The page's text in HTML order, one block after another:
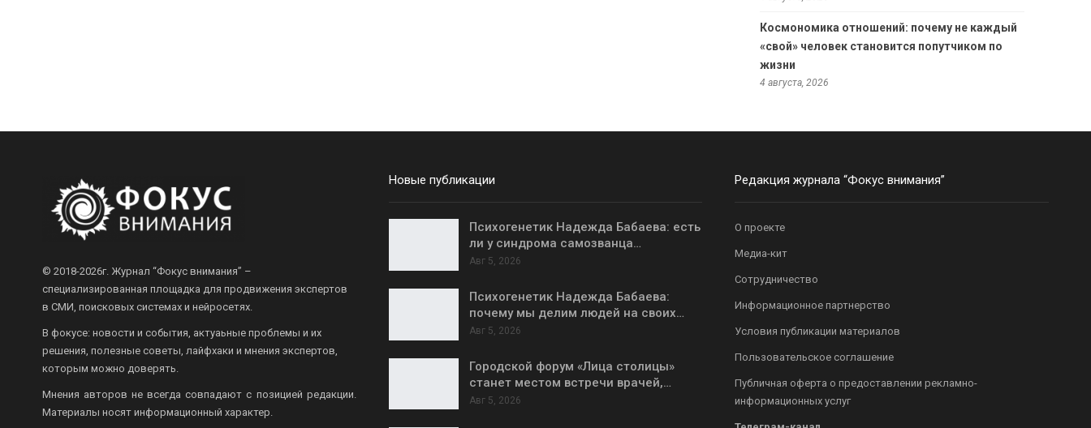
Космономика отношений: почему не каждый
«свой» человек становится попутчиком по
жизни
4 августа, 2026
© 2018-2026г. Журнал “Фокус внимания” –
специализированная площадка для продвижения экспертов
в СМИ, поисковых системах и нейросетях.
В фокусе: новости и события, актуаьные проблемы и их
решения, полезные советы, лайфхаки и мнения экспертов,
которым можно доверять.
Мнения авторов не всегда совпадают с позицией редакции.
Материалы носят информационный характер.
Новые публикации
Психогенетик Надежда Бабаева: есть
ли у синдрома самозванца…
Авг 5, 2026
Психогенетик Надежда Бабаева:
почему мы делим людей на своих…
Авг 5, 2026
Городской форум «Лица столицы»
станет местом встречи врачей,…
Авг 5, 2026
Редакция журнала “Фокус внимания”
О проекте
Медиа-кит
Сотрудничество
Информационное партнерство
Условия публикации материалов
Пользовательское соглашение
Публичная оферта о предоставлении рекламно-
информационных услуг